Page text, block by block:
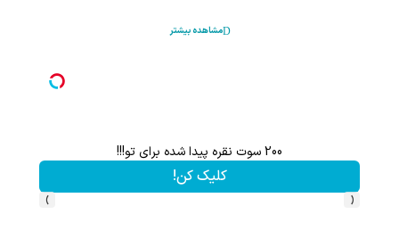
مشاهده بیشتر
200 سوت نقره پیدا شده برای تو!!!
کلیک کن!
‹
›